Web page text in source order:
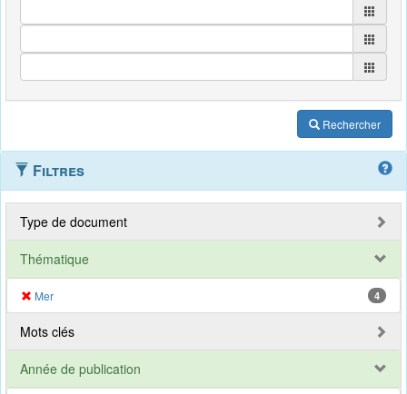
Rechercher
Filtres
Type de document
Thématique
Mer 4
Mots clés
Année de publication